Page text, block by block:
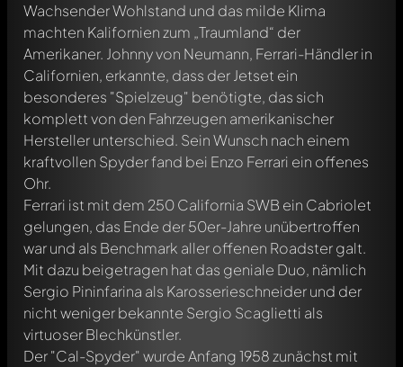
Wachsender Wohlstand und das milde Klima
machten Kalifornien zum „Traumland“ der
Amerikaner. Johnny von Neumann, Ferrari-Händler in
Californien, erkannte, dass der Jetset ein
besonderes "Spielzeug" benötigte, das sich
komplett von den Fahrzeugen amerikanischer
Hersteller unterschied. Sein Wunsch nach einem
kraftvollen Spyder fand bei Enzo Ferrari ein offenes
Ohr.
Ferrari ist mit dem 250 California SWB ein Cabriolet
gelungen, das Ende der 50er-Jahre unübertroffen
war und als Benchmark aller offenen Roadster galt.
Mit dazu beigetragen hat das geniale Duo, nämlich
Sergio Pininfarina als Karosserieschneider und der
nicht weniger bekannte Sergio Scaglietti als
virtuoser Blechkünstler.
Der "Cal-Spyder" wurde Anfang 1958 zunächst mit